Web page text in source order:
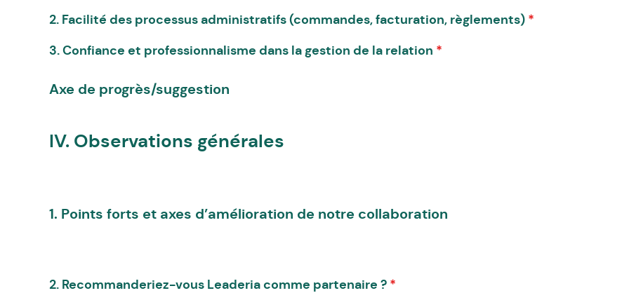
2. Facilité des processus administratifs (commandes, facturation, règlements) *
3. Confiance et professionnalisme dans la gestion de la relation *
Axe de progrès/suggestion
IV. Observations générales
1. Points forts et axes d’amélioration de notre collaboration
2. Recommanderiez-vous Leaderia comme partenaire ? *